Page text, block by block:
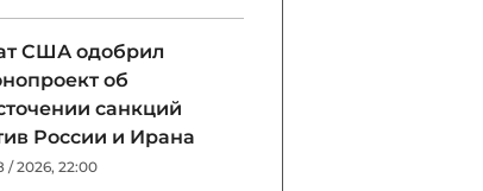
США одобрил
об
санкций
России и Ирана
/ 2026, 22:00